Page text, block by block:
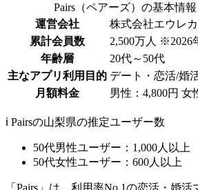
Pairs（ペアーズ）の基本情報
運営会社
株式会社エウレカ
累計会員数
2,500万人 ※2026
年齢層
20代～50代
主なアプリ利用目的 デート・恋活/婚
月額料金
男性：4,800円 女
ℹ️ Pairsの山梨県の推定ユーザー数
50代男性ユーザー：1,000人以上
50代女性ユーザー：600人以上
「Pairs」は、利用率No.1の恋活・婚